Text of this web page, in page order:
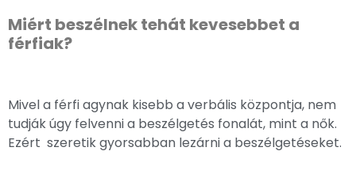
Miért beszélnektehát kevesebbet a
férfiak?
Mivel a férfi agynak kisebb a verbális központja, nem
tudják úgy felvenni a beszélgetés fonalát, mint a nők.
Ezért szeretik gyorsabban lezárni a beszélgetéseket.